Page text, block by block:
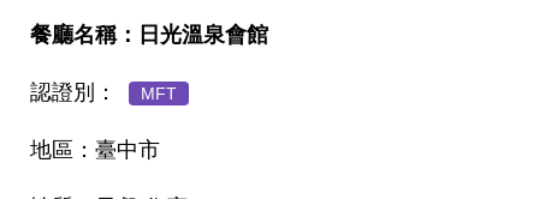
日光溫泉會館
MFT
臺中市